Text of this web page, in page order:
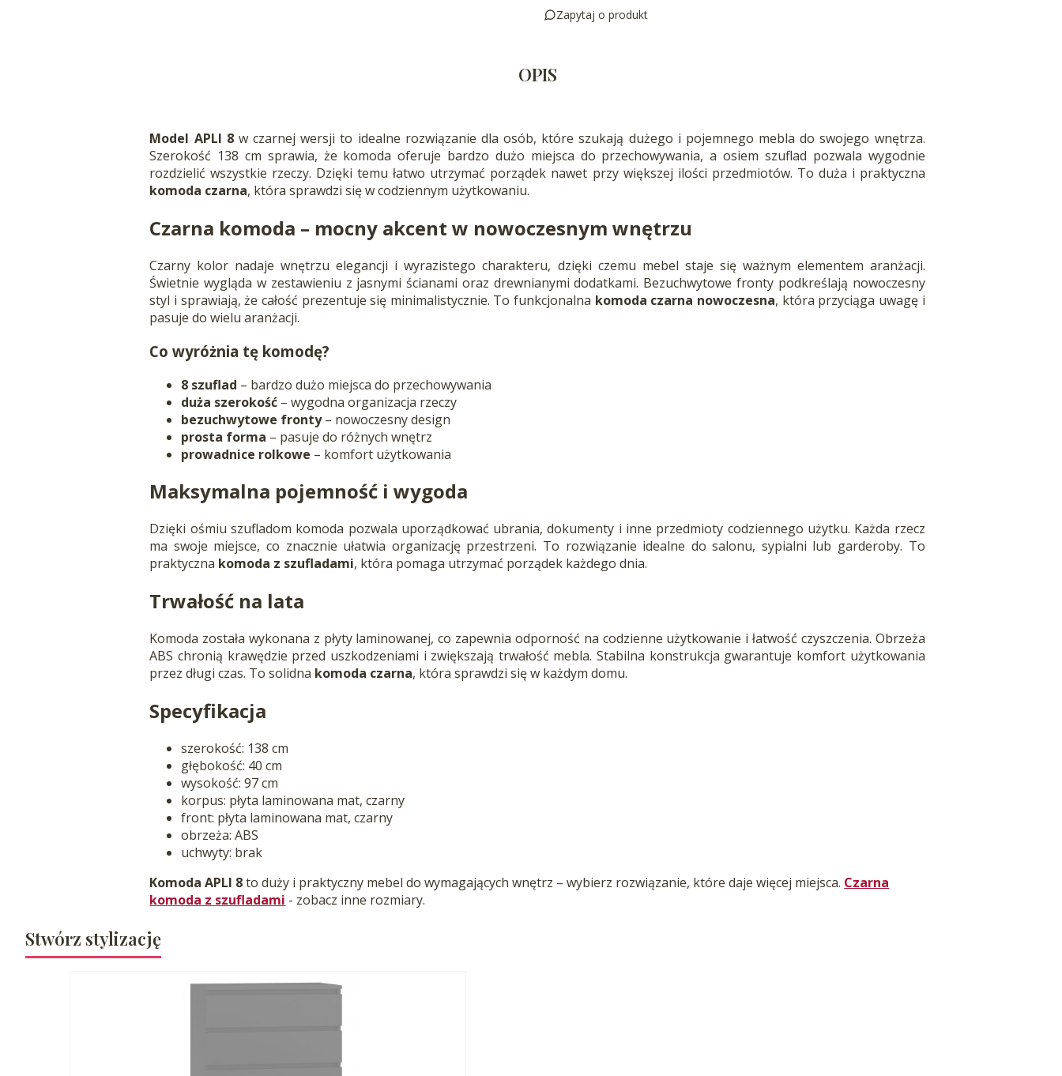
Zapytaj o produkt
OPIS
Model APLI 8w czarnej wersji to idealne rozwiązanie dla osób, które szukają dużego i pojemnego mebla do swojego wnętrza.
Szerokość 138 cm sprawia, że komoda oferuje bardzo dużo miejsca do przechowywania, a osiem szuflad pozwala wygodnie
rozdzielić wszystkie rzeczy. Dzięki temu łatwo utrzymać porządek nawet przy większej ilości przedmiotów. To duża i praktyczna
komoda czarna, która sprawdzi się w codziennym użytkowaniu.
Czarna komoda – mocny akcent w nowoczesnym wnętrzu
Czarny kolor nadaje wnętrzu elegancji i wyrazistego charakteru, dzięki czemu mebel staje się ważnym elementem aranżacji.
Świetnie wygląda w zestawieniu z jasnymi ścianami oraz drewnianymi dodatkami. Bezuchwytowe fronty podkreślają nowoczesny
styl i sprawiają, że całość prezentuje się minimalistycznie. To funkcjonalna komoda czarna nowoczesna, która przyciąga uwagę i
pasuje do wielu aranżacji.
Co wyróżnia tę komodę?
8 szuflad – bardzo dużo miejsca do przechowywania
duża szerokość – wygodna organizacja rzeczy
bezuchwytowe fronty– nowoczesny design
prosta forma – pasuje do różnych wnętrz
prowadnice rolkowe – komfort użytkowania
Maksymalna pojemność i wygoda
Dzięki ośmiu szufladom komoda pozwala uporządkować ubrania, dokumenty i inne przedmioty codziennego użytku. Każda rzecz
ma swoje miejsce, co znacznie ułatwia organizację przestrzeni. To rozwiązanie idealne do salonu, sypialni lub garderoby. To
praktyczna komoda z szufladami, która pomaga utrzymać porządek każdego dnia.
Trwałość na lata
Komoda została wykonana z płyty laminowanej, co zapewnia odporność na codzienne użytkowanie i łatwość czyszczenia. Obrzeża
ABS chronią krawędzie przed uszkodzeniami i zwiększają trwałość mebla. Stabilna konstrukcja gwarantuje komfort użytkowania
przez długi czas. To solidna komoda czarna, która sprawdzi się w każdym domu.
Specyfikacja
szerokość: 138 cm
głębokość: 40 cm
wysokość: 97 cm
korpus: płyta laminowana mat, czarny
front: płyta laminowana mat, czarny
obrzeża: ABS
uchwyty: brak
Komoda APLI 8to duży i praktyczny mebel do wymagających wnętrz – wybierz rozwiązanie, które daje więcej miejsca. Czarna
komoda z szufladami - zobacz inne rozmiary.
Stwórz stylizację